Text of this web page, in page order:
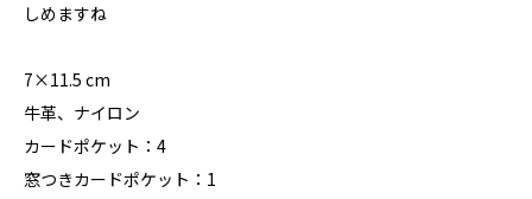
しめますね
7×11.5 cm
牛革、ナイロン
カードポケット：4
窓つきカードポケット：1